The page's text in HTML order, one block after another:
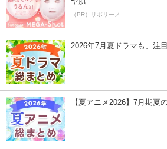
（PR）サボリーノ
2026年7月夏ドラマも、注
【夏アニメ2026】7月期夏